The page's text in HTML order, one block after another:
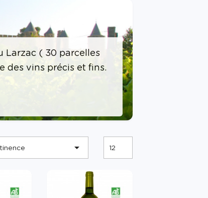
Larzac ( 30 parcelles
des vins précis et fins.
 12